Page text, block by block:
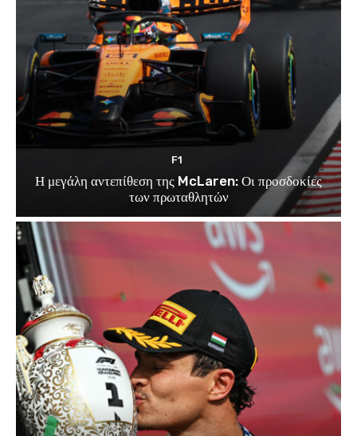
F1
Η μεγάλη αντεπίθεση της McLaren: Οι προσδοκίες
των πρωταθλητών